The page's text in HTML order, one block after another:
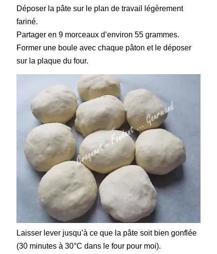
Déposer la pâte sur le plan de travail légèrement
fariné.
Partager en 9 morceaux d’environ 55 grammes.
Former une boule avec chaque pâton et le déposer
sur la plaque du four.
Laisser lever jusqu’à ce que la pâte soit bien gonflée
(30 minutes à 30°C dans le four pour moi).